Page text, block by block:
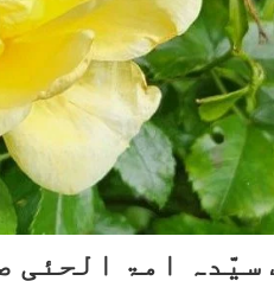
سیّدہ امۃ الحئی